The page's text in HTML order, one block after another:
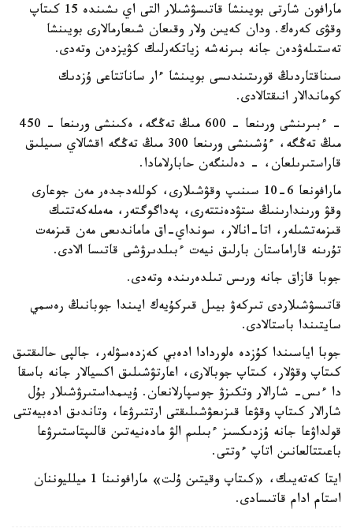
مارافون شارتى بويىنشا قاتىسۋشىلار التى اي ىشىندە 15 كىتاپ
وقۋى كەرەك. ودان كەيىن ولار وقىعان شىعارمالارى بويىنشا
تەستىلەۋدەن جانە بىرنەشە زياتكەرلىك كۋيزدەن وتەدى.
سىناقتاردىڭ قورىتىندىسى بويىنشا ءار ساناتتاعى ۇزدىك
كوماندالار انىقتالادى.
- ءبىرىنشى ورىنعا - 600 مىڭ تەڭگە، ەكىنشى ورىنعا - 450
مىڭ تەڭگە، ءۇشىنشى ورىنعا 300 مىڭ تەڭگە اقشالاي سىيلىق
قاراستىرىلعان، - دەلىنگەن حابارلامادا.
مارافونعا 6-10 سىنىپ وقۋشىلارى، كوللەدجدەر مەن جوعارى
وقۋ ورىندارىنىڭ ستۋدەنتتەرى، پەداگوگتەر، مەملەكەتتىك
قىزمەتشىلەر، اتا-انالار، سونداي-اق ماماندىعى مەن قىزمەت
تۇرىنە قاراماستان بارلىق نيەت ءبىلدىرۋشى قاتىسا الادى.
جوبا قازاق جانە ورىس تىلدەرىندە وتەدى.
قاتىسۋشىلاردى تىركەۋ بيىل قىركۇيەك ايىندا جوبانىڭ رەسمي
سايتىندا باستالادى.
جوبا اياسىندا كۇزدە ەلوردادا ادەبي كەزدەسۋلەر، جالپى حالىقتىق
كىتاپ وقۋلار، كىتاپ جوبالارى، اعارتۋشىلىق اكسيالار جانە باسقا
دا ءىس- شارالار وتكىزۋ جوسپارلانعان. ۇيىمداستىرۋشىلار بۇل
شارالار كىتاپ وقۋعا قىزىعۋشىلىقتى ارتتىرۋعا، وتاندىق ادەبيەتتى
قولداۋعا جانە ۇزدىكسىز ءبىلىم الۋ مادەنيەتىن قالىپتاستىرۋعا
باعىتتالعانىن اتاپ ءوتتى.
ايتا كەتەيىك، «كىتاپ وقيتىن ۇلت» مارافونىنا 1 ميلليوننان
استام ادام قاتىسادى.